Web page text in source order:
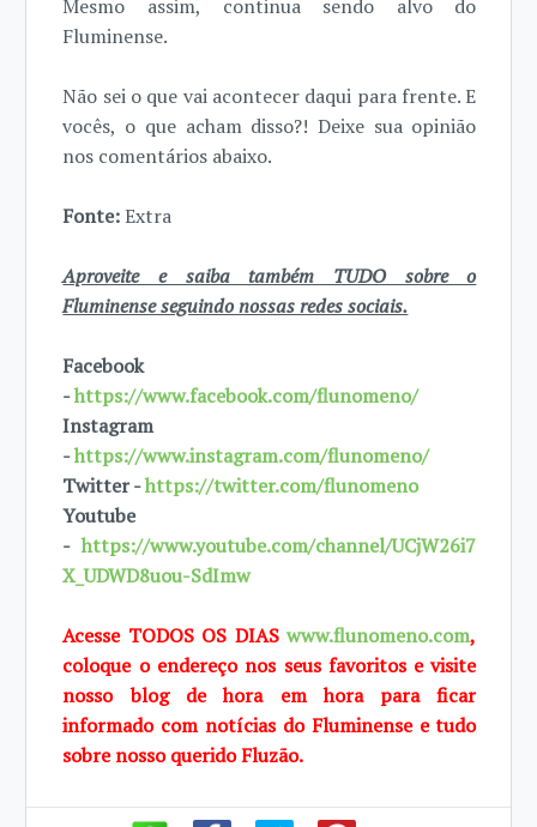
Mesmo assim, continua sendo alvo do
Fluminense.
Não sei o que vai acontecer daqui para frente. E
vocês, o que acham disso?! Deixe sua opinião
nos comentários abaixo.
Fonte:Extra
Aproveite e saiba também TUDO sobre o
Fluminense seguindo nossas redes sociais.
Facebook
-https://www.facebook.com/flunomeno/
Instagram
-https://www.instagram.com/flunomeno/
Twitter -https://twitter.com/flunomeno
Youtube
-https://www.youtube.com/channel/UCjW26i7
X_UDWD8uou-SdImw
Acesse TODOS OS DIASwww.flunomeno.com,
coloque o endereço nos seus favoritos e visite
nosso blog de hora em hora para ficar
informado com notícias do Fluminense e tudo
sobre nosso querido Fluzão.